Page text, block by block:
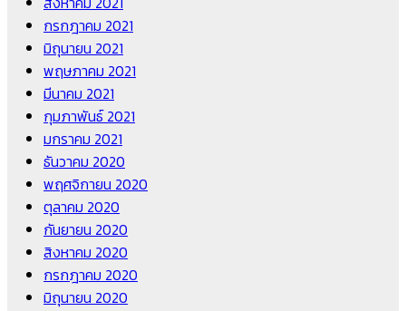
กรกฎาคม 2021
มิถุนายน 2021
พฤษภาคม 2021
มีนาคม 2021
กุมภาพันธ์ 2021
มกราคม 2021
ธันวาคม 2020
พฤศจิกายน 2020
ตุลาคม 2020
กันยายน 2020
สิงหาคม 2020
กรกฎาคม 2020
มิถุนายน 2020